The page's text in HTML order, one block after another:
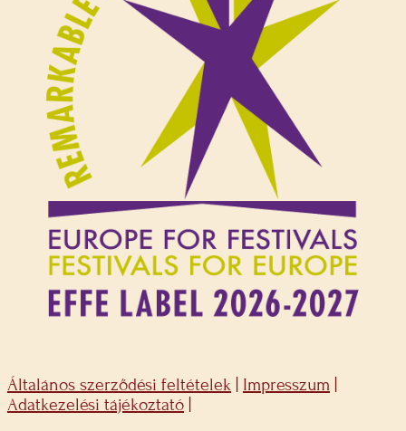
Általános szerződési feltételek Impresszum
Adatkezelési tájékoztató